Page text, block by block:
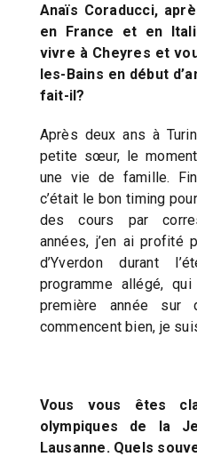
Anaïs Coraducci,
en France et en
vivre à Cheyres et
les-Bains en début
fait-il?
Après deux ans à
petite sœur, le
une vie de famille.
c’était le bon timing
des cours par
années, j’en ai profité
d’Yverdon durant
programme allégé,
première année sur
commencent bien, je
Vous vous êtes
olympiques de la
Lausanne. Quels